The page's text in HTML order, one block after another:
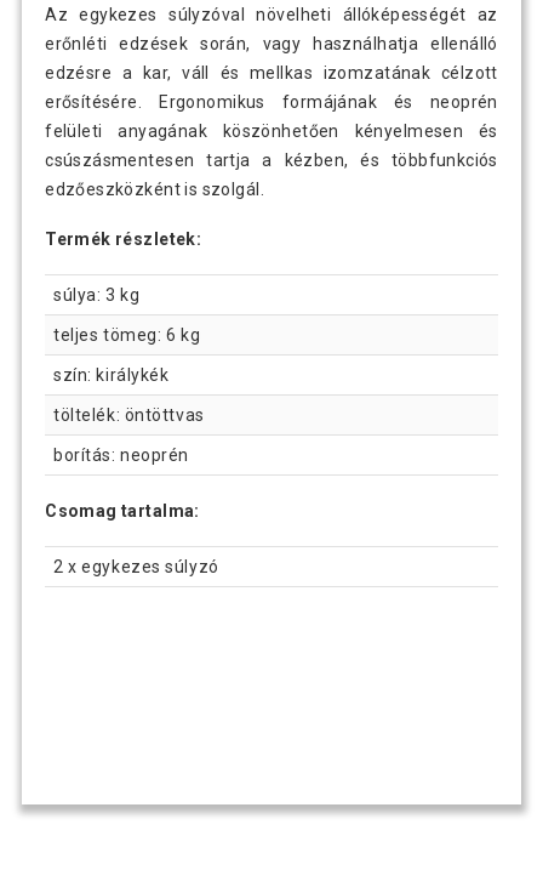
Az egykezes súlyzóval növelheti állóképességét az
erőnléti edzések során, vagy használhatja ellenálló
edzésre a kar, váll és mellkas izomzatának célzott
erősítésére. Ergonomikus formájának és neoprén
felületi anyagának köszönhetően kényelmesen és
csúszásmentesen tartja a kézben, és többfunkciós
edzőeszközként is szolgál.
Termék részletek:
súlya: 3 kg
teljes tömeg: 6 kg
szín: királykék
töltelék: öntöttvas
borítás: neoprén
Csomag tartalma:
2 x egykezes súlyzó